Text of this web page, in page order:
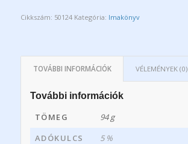
Cikkszám: 50124 Kategória: Imakönyv
TOVÁBBI INFORMÁCIÓK VÉLEMÉNYEK (0)
További információk
TÖMEG
94 g
ADÓKULCS
5 %